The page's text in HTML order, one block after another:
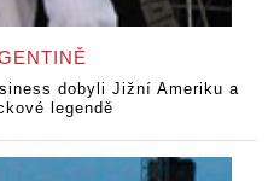
dobyli Jižní Ameriku a
legendě